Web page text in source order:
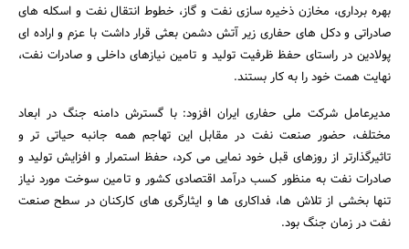
بهره برداری، مخازن ذخیره سازی نفت و گاز، خطوط انتقال نفت و اسکله های
صادراتی و دکل های حفاری زیر آتش دشمن بعثی قرار داشت با عزم و اراده ای
پولادین در راستای حفظ ظرفیت تولید و تامین نیازهای داخلی و صادرات نفت،
نهایت همت خود را به کار بستند.
مدیرعامل شرکت ملی حفاری ایران افزود: با گسترش دامنه جنگ در ابعاد
مختلف، حضور صنعت نفت در مقابل این تهاجم همه جانبه حیاتی تر و
تاثیرگذارتر از روزهای قبل خود نمایی می کرد، حفظ استمرار و افزایش تولید و
صادرات نفت به منظور کسب درآمد اقتصادی کشور و تامین سوخت مورد نیاز
تنها بخشی از تلاش ها، فداکاری ها و ایثارگری های کارکنان در سطح صنعت
نفت در زمان جنگ بود.